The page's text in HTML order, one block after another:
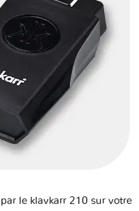
le klavkarr 210 sur votre